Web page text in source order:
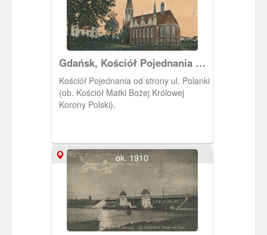
Gdańsk, Kościół Pojednania w
Oliwie
Kościół Pojednania od strony ul. Polanki
(ob. Kościół Matki Bożej Królowej
Korony Polski).
ok. 1910